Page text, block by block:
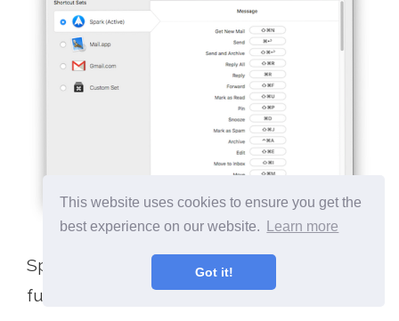
This website uses cookies to ensure you get the
best experience on our website.
Learn more
Got it!
Spark is gevuld met kleine doordachte
functies: